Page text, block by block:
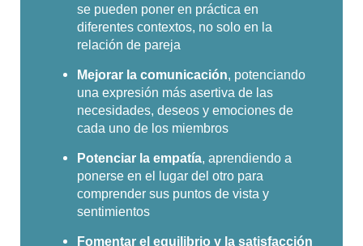
se pueden poner en práctica en
diferentes contextos, no solo en la
relación de pareja
Mejorar la comunicación, potenciando
una expresión más asertiva de las
necesidades, deseos y emociones de
cada uno de los miembros
Potenciar la empatía, aprendiendo a
ponerse en el lugar del otro para
comprender sus puntos de vista y
sentimientos
Fomentar el equilibrio y la satisfacción